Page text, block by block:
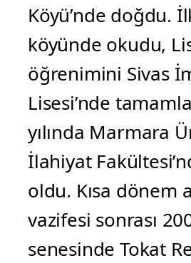
Köyü’nde doğdu.
köyünde okudu,
öğrenimini Sivas
Lisesi’nde
yılında Marmara
İlahiyat
oldu. Kısa dönem
vazifesi sonrası
senesinde Tokat